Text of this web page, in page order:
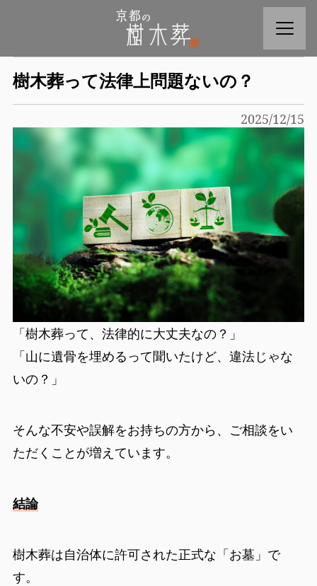
樹木葬って法律上問題ないの？
2025/12/15
「樹木葬って、法律的に大丈夫なの？」
「山に遺骨を埋めるって聞いたけど、違法じゃな
いの？」
そんな不安や誤解をお持ちの方から、ご相談をい
ただくことが増えています。
結論
樹木葬は自治体に許可された正式な「お墓」で
す。